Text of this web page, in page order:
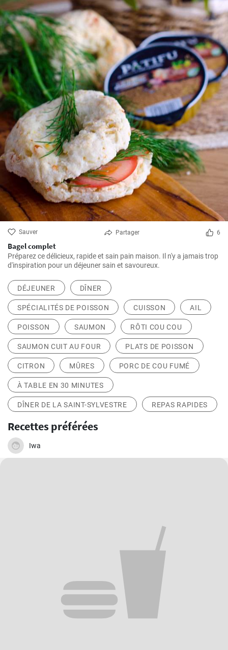
Sauver Partager 6
Bagel complet
Préparez ce délicieux, rapide et sain pain maison. Il n'y a jamais trop
d'inspiration pour un déjeuner sain et savoureux.
DÉJEUNER DÎNER
SPÉCIALITÉS DE POISSON CUISSON AIL
POISSON SAUMON RÔTI COU COU
SAUMON CUIT AU FOUR PLATS DE POISSON
CITRON MÛRES PORC DE COU FUMÉ
À TABLE EN 30 MINUTES
DÎNER DE LA SAINT-SYLVESTRE REPAS RAPIDES
Recettes préférées
Iwa